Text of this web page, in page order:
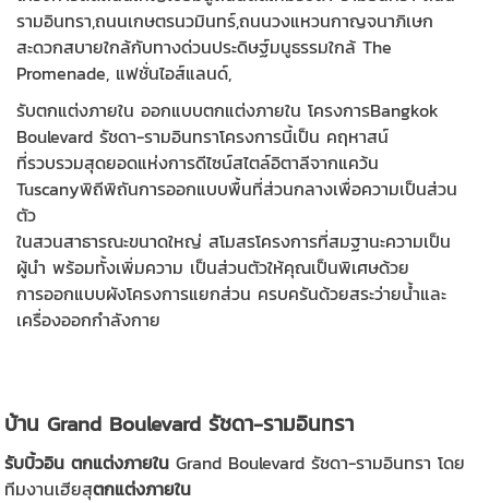
รามอินทรา,ถนนเกษตรนวมินทร์,ถนนวงแหวนกาญจนาภิเษก
สะดวกสบายใกล้กับทางด่วนประดิษฐ์มนูธรรมใกล้ The
Promenade, แฟชั่นไอส์แลนด์,
รับตกแต่งภายใน ออกแบบตกแต่งภายใน โครงการBangkok
Boulevard รัชดา-รามอินทราโครงการนี้เป็น คฤหาสน์
ที่รวบรวมสุดยอดแห่งการดีไซน์สไตล์อิตาลีจากแคว้น
Tuscanyพิถีพิถันการออกแบบพื้นที่ส่วนกลางเพื่อความเป็นส่วน
ตัว
ในสวนสาธารณะขนาดใหญ่ สโมสรโครงการที่สมฐานะความเป็น
ผู้นำ พร้อมทั้งเพิ่มความ เป็นส่วนตัวให้คุณเป็นพิเศษด้วย
การออกแบบผังโครงการแยกส่วน ครบครันด้วยสระว่ายน้ำและ
เครื่องออกกำลังกาย
บ้าน Grand Boulevard รัชดา-รามอินทรา
รับบิ้วอิน ตกแต่งภายใน Grand Boulevard รัชดา-รามอินทรา โดย
ทีมงานเฮียสุตกแต่งภายใน